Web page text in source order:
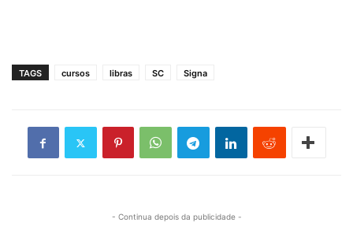
TAGS cursos libras SC Signa
- Continua depois da publicidade -